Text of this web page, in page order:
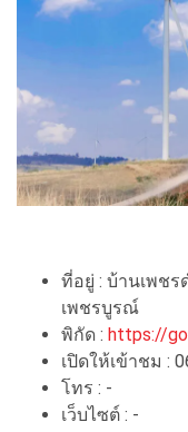
ที่อยู่ : บ้านเพชร
เพชรบูรณ์
พิกัด : https://
เปิดให้เข้าชม :
โทร : -
เว็บไซต์ : -